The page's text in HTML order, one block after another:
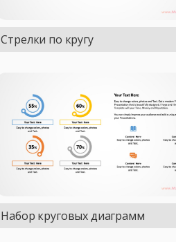
Стрелки по кругу
Набор круговых диаграмм